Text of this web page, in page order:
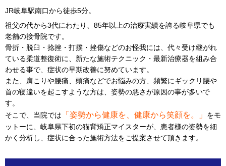
JR岐阜駅南口から徒歩5分。
祖父の代から3代にわたり、85年以上の治療実績を誇る岐阜県でも
老舗の接骨院です。
骨折・脱臼・捻挫・打撲・挫傷などのお怪我には、代々受け継がれ
ている柔道整復術に、新たな施術テクニック・最新治療器を組み合
わせる事で、症状の早期改善に努めています。
また、肩こりや腰痛、頭痛などでお悩みの方、頻繁にギックリ腰や
首の寝違いを起こすような方は、姿勢の悪さが原因の事が多いで
す。
そこで、当院では 「姿勢から健康を、健康から笑顔を。」 をモ
ットーに、岐阜県下初の猫背矯正マイスターが、患者様の姿勢を細
かく分析し、症状に合った施術方法をご提案させて頂きます。